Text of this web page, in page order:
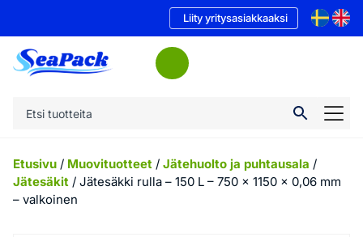
Liity yritysasiakkaaksi
Etusivu / Muovituotteet / Jätehuolto ja puhtausala /
Jätesäkit / Jätesäkki rulla – 150 L – 750 x 1150 x 0,06 mm
– valkoinen